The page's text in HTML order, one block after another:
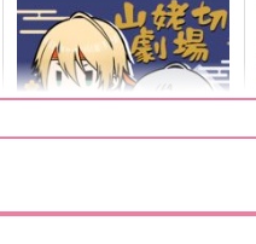
HAKUCHUBON
RGB
2,859円（税込）